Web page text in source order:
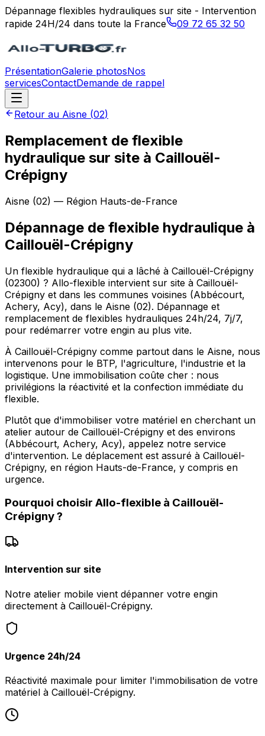
Dépannage flexibles hydrauliques sur site - Intervention
rapide 24H/24 dans toute la France
09 72 65 32 50
PrésentationGalerie photosNos
servicesContactDemande de rappel
Retour au Aisne (02)
Remplacement de flexible
hydraulique sur site à Caillouël-
Crépigny
Aisne (02) — Région Hauts-de-France
Dépannage de flexible hydraulique à
Caillouël-Crépigny
Un flexible hydraulique qui a lâché à Caillouël-Crépigny
(02300) ? Allo-flexible intervient sur site à Caillouël-
Crépigny et dans les communes voisines (Abbécourt,
Achery, Acy), dans le Aisne (02). Dépannage et
remplacement de flexibles hydrauliques 24h/24, 7j/7,
pour redémarrer votre engin au plus vite.
À Caillouël-Crépigny comme partout dans le Aisne, nous
intervenons pour le BTP, l'agriculture, l'industrie et la
logistique. Une immobilisation coûte cher : nous
privilégions la réactivité et la confection immédiate du
flexible.
Plutôt que d'immobiliser votre matériel en cherchant un
atelier autour de Caillouël-Crépigny et des environs
(Abbécourt, Achery, Acy), appelez notre service
d'intervention. Le déplacement est assuré à Caillouël-
Crépigny, en région Hauts-de-France, y compris en
urgence.
Pourquoi choisir Allo-flexible à Caillouël-
Crépigny?
Intervention sur site
Notre atelier mobile vient dépanner votre engin
directement à Caillouël-Crépigny.
Urgence 24h/24
Réactivité maximale pour limiter l'immobilisation de votre
matériel à Caillouël-Crépigny.